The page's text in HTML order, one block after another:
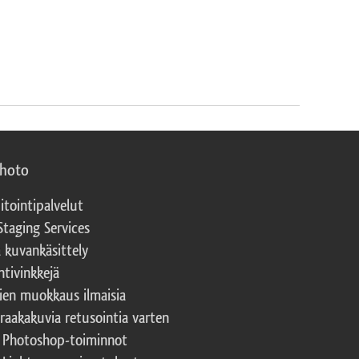
Services
kuvankäsittely
muokkaus ilmaisia
retusointia varten
Photoshop-toiminnot